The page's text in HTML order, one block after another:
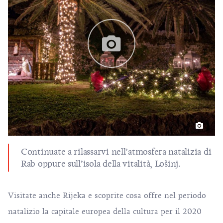
Continuate a rilassarvi nell’atmosfera natalizia di
Rab oppure sull’isola della vitalità, Lošinj.
Visitate anche Rijeka e scoprite cosa offre nel periodo
natalizio la capitale europea della cultura per il 2020